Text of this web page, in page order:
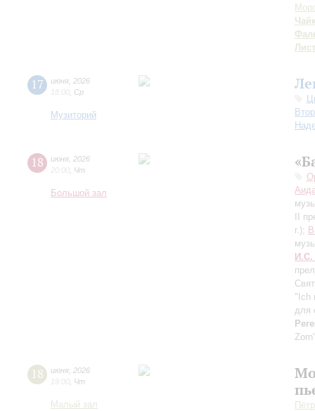
Лист
17 июня 2026
18:00 Ср
Музиторий
18 июня 2026
20:00 Чт
Большой зал
II
г.);
И.С.
"Ich
для
18 июня 2026
19:00 Чт
Малый зал